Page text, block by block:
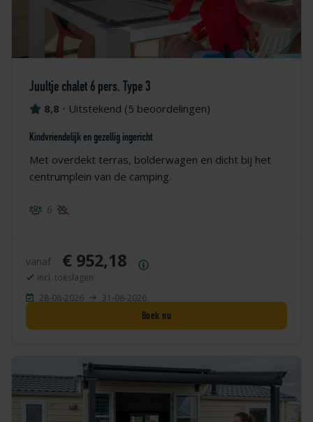
Juultje chalet 6 pers. Type 3
8,8 • Uitstekend (5 beoordelingen)
Kindvriendelijk en gezellig ingericht
Met overdekt terras, bolderwagen en dicht bij het
centrumplein van de camping.
6
vanaf € 952,18
incl. toeslagen
28-08-2026
31-08-2026
Boek nu